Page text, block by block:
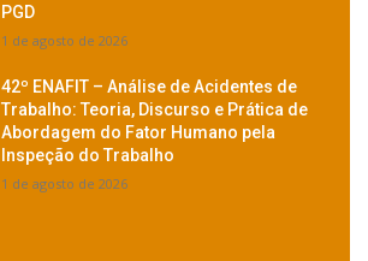
PGD
1 de agosto de 2026
42º ENAFIT – Análise de Acidentes de
Trabalho: Teoria, Discurso e Prática de
Abordagem do Fator Humano pela
Inspeção do Trabalho
1 de agosto de 2026